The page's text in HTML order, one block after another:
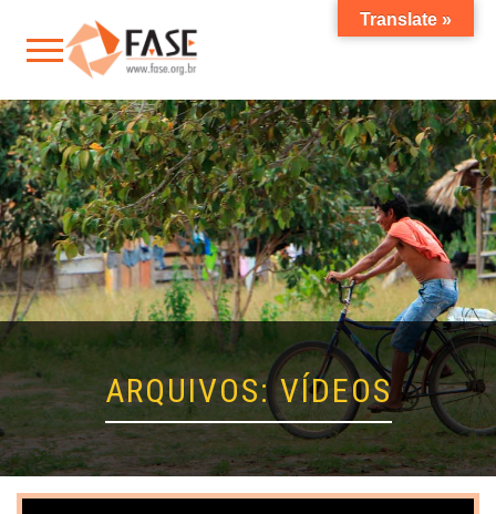
ARQUIVOS:VÍDEOS
Translate »